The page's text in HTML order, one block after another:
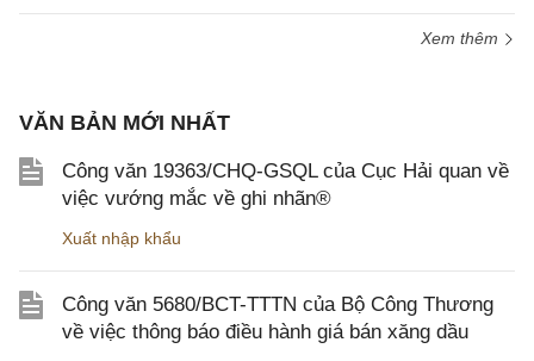
Xem thêm
VĂN BẢN MỚI NHẤT
Công văn 19363/CHQ-GSQL của Cục Hải quan về
việc vướng mắc về ghi nhãn®
Xuất nhập khẩu
Công văn 5680/BCT-TTTN của Bộ Công Thương
về việc thông báo điều hành giá bán xăng dầu